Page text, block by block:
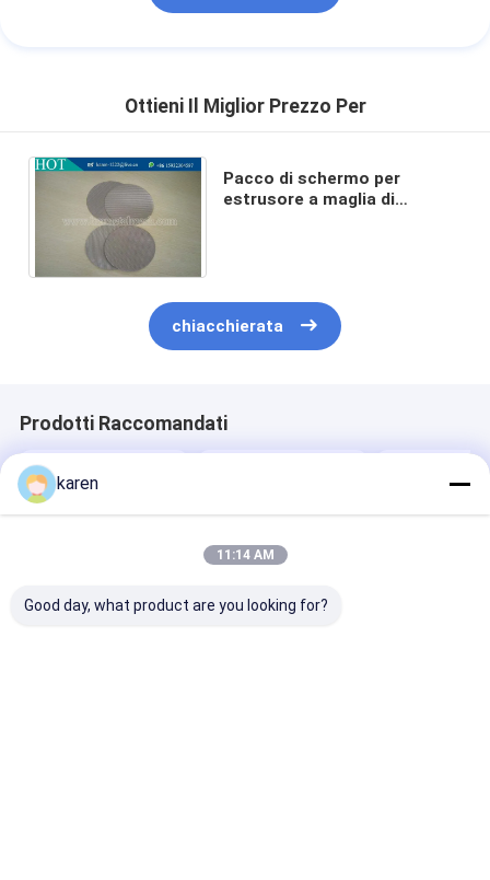
Ottieni Il Miglior Prezzo Per
Pacco di schermo per
estrusore a maglia di
chiacchierata
Prodotti Raccomandati
karen
11:14 AM
Good day, what product are you looking for?